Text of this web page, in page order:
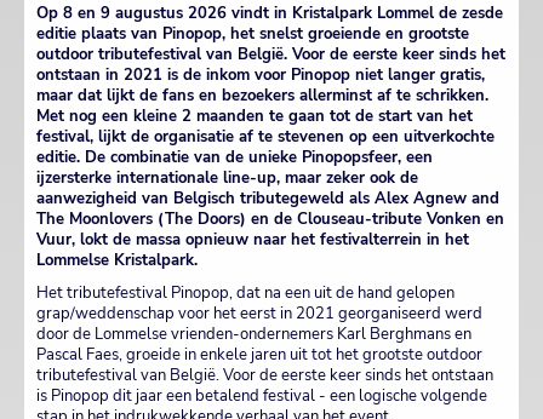
Op 8 en 9 augustus 2026 vindt in Kristalpark Lommel de zesde
editie plaats van Pinopop, het snelst groeiende en grootste
outdoor tributefestival van België. Voor de eerste keer sinds het
ontstaan in 2021 is de inkom voor Pinopop niet langer gratis,
maar dat lijkt de fans en bezoekers allerminst af te schrikken.
Met nog een kleine 2 maanden te gaan tot de start van het
festival, lijkt de organisatie af te stevenen op een uitverkochte
editie. De combinatie van de unieke Pinopopsfeer, een
ijzersterke internationale line-up, maar zeker ook de
aanwezigheid van Belgisch tributegeweld als Alex Agnew and
The Moonlovers (The Doors) en de Clouseau-tribute Vonken en
Vuur, lokt de massa opnieuw naar het festivalterrein in het
Lommelse Kristalpark.
Het tributefestival Pinopop, dat na een uit de hand gelopen
grap/weddenschap voor het eerst in 2021 georganiseerd werd
door de Lommelse vrienden-ondernemers Karl Berghmans en
Pascal Faes, groeide in enkele jaren uit tot het grootste outdoor
tributefestival van België. Voor de eerste keer sinds het ontstaan
is Pinopop dit jaar een betalend festival - een logische volgende